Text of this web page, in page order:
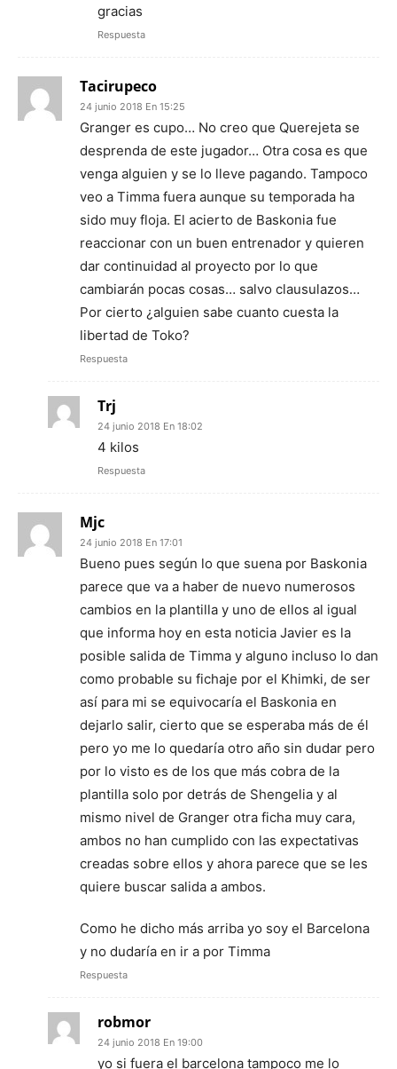
gracias
Respuesta
Tacirupeco
24 junio 2018 En 15:25
Granger es cupo… No creo que Querejeta se
desprenda de este jugador… Otra cosa es que
venga alguien y se lo lleve pagando. Tampoco
veo a Timma fuera aunque su temporada ha
sido muy floja. El acierto de Baskonia fue
reaccionar con un buen entrenador y quieren
dar continuidad al proyecto por lo que
cambiarán pocas cosas… salvo clausulazos…
Por cierto ¿alguien sabe cuanto cuesta la
libertad de Toko?
Respuesta
Trj
24 junio 2018 En 18:02
4 kilos
Respuesta
Mjc
24 junio 2018 En 17:01
Bueno pues según lo que suena por Baskonia
parece que va a haber de nuevo numerosos
cambios en la plantilla y uno de ellos al igual
que informa hoy en esta noticia Javier es la
posible salida de Timma y alguno incluso lo dan
como probable su fichaje por el Khimki, de ser
así para mi se equivocaría el Baskonia en
dejarlo salir, cierto que se esperaba más de él
pero yo me lo quedaría otro año sin dudar pero
por lo visto es de los que más cobra de la
plantilla solo por detrás de Shengelia y al
mismo nivel de Granger otra ficha muy cara,
ambos no han cumplido con las expectativas
creadas sobre ellos y ahora parece que se les
quiere buscar salida a ambos.
Como he dicho más arriba yo soy el Barcelona
y no dudaría en ir a por Timma
Respuesta
robmor
24 junio 2018 En 19:00
yo si fuera el barcelona tampoco me lo